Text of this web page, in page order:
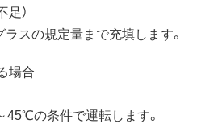
）
スの規定量まで充填します。
場合
の条件で運転します。